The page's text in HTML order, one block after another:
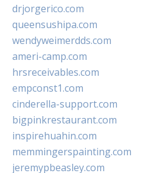
drjorgerico.com
queensushipa.com
wendyweimerdds.com
ameri-camp.com
hrsreceivables.com
empconst1.com
cinderella-support.com
bigpinkrestaurant.com
inspirehuahin.com
memmingerspainting.com
jeremypbeasley.com